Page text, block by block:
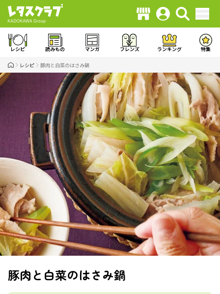
レシピ 読みもの マンガ フレンズ ランキング 特集
レシピ 豚肉と白菜のはさみ鍋
豚肉と白菜のはさみ鍋